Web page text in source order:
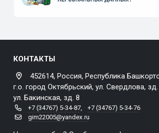
КОНТАКТЫ
452614, Россия, Республика
г.о. город Октябрьский, ул. Свердлова,
ул. Бакинская, зд. 8
+7 (34767) 5-34-87,
+7 (34767) 5-34-76
gim22005@yandex.ru